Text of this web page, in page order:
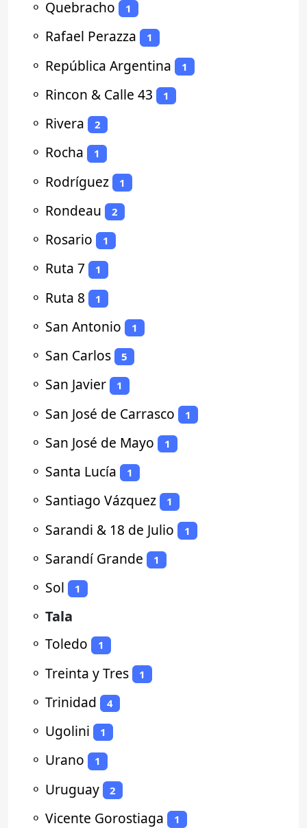
⚬ Quebracho 1
⚬ Rafael Perazza 1
⚬ República Argentina 1
⚬ Rincon & Calle 43 1
⚬ Rivera 2
⚬ Rocha 1
⚬ Rodríguez 1
⚬ Rondeau 2
⚬ Rosario 1
⚬ Ruta 7 1
⚬ Ruta 8 1
⚬ San Antonio 1
⚬ San Carlos 5
⚬ San Javier 1
⚬ San José de Carrasco 1
⚬ San José de Mayo 1
⚬ Santa Lucía 1
⚬ Santiago Vázquez 1
⚬ Sarandi & 18 de Julio 1
⚬ Sarandí Grande 1
⚬ Sol 1
⚬ Tala
⚬ Toledo 1
⚬ Treinta y Tres 1
⚬ Trinidad 4
⚬ Ugolini 1
⚬ Urano 1
⚬ Uruguay 2
⚬ Vicente Gorostiaga 1